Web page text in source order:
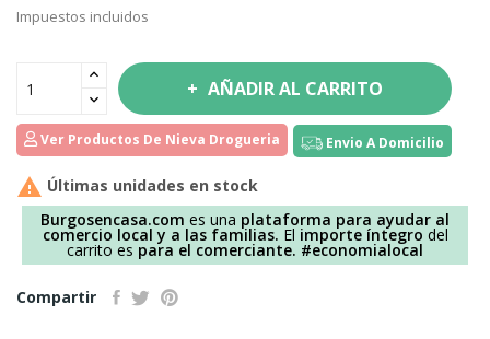
Impuestos incluidos
AÑADIR AL CARRITO
Ver Productos De Nieva Drogueria Envio A Domicilio
 Últimas unidades en stock
Burgosencasa.com es una plataforma para ayudar al
comercio local y a las familias. El importe íntegro del
carrito es para el comerciante. #economialocal
Compartir